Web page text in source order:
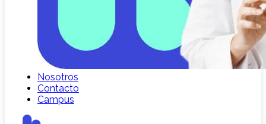
Nosotros
Contacto
Campus